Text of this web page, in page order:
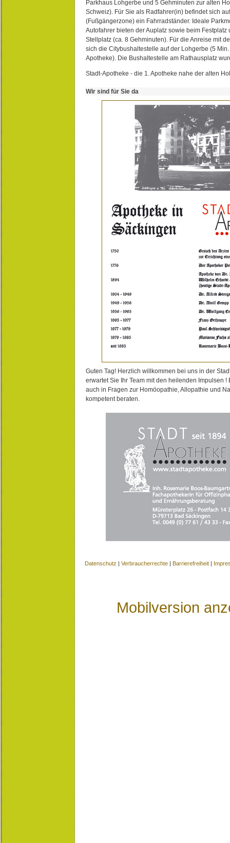
Parkhaus Lohgerbe und 5 Gehminuten zur alten
Schweiz). Für Sie als Radfahrer(in) befindet sich
(Fußgängerzone) ein Fahrradständer. Ideale
Autofahrer bieten der Auplatz sowie beim Festplatz
Stellplatz (ca. 8 Gehminuten). Für die Anreise mit
sich die Citybushaltestelle auf der Lohgerbe (5
Apotheke). Die Bushaltestelle am Rathausplatz
Stadt-Apotheke - die 1. Apotheke nahe der alten
Wir sind für Sie da
Guten Tag! Herzlich willkommen bei uns in der
erwartet Sie Ihr Team mit den heilenden Impulsen !
auch in Fragen zur Homöopathie, Allopathie und
kompetent beraten.
Datenschutz | Verbraucherrechte | Barrierefreiheit |
Mobilversion